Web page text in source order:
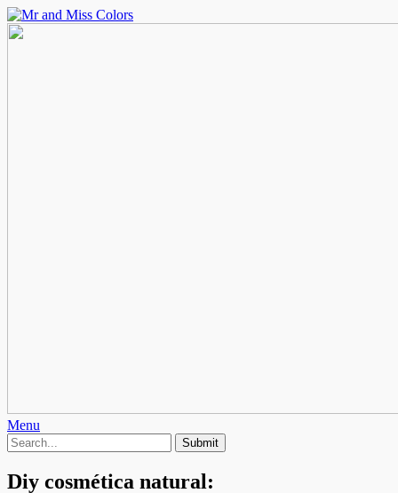
Menu
Diy cosmética natural: